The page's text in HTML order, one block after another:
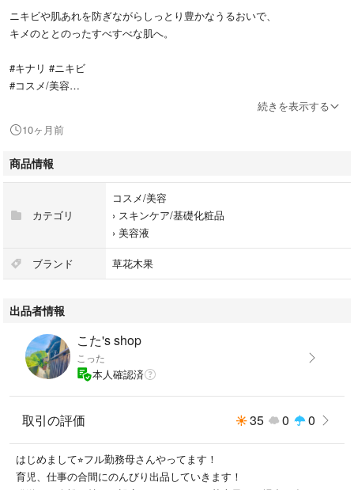
ニキビや肌あれを防ぎながらしっとり豊かなうるおいで、
キメのととのったすべすべな肌へ。
#キナリ #ニキビ
#コスメ/美容
続きを表示する
10ヶ月前
商品情報
カテゴリ
コスメ/美容
› スキンケア/基礎化粧品
› 美容液
ブランド 草花木果
出品者情報
こた's shop
こった
本人確認済
取引の評価 35 0 0
はじめまして⭐︎フル勤務母さんやってます！
育児、仕事の合間にのんびり出品していきます！